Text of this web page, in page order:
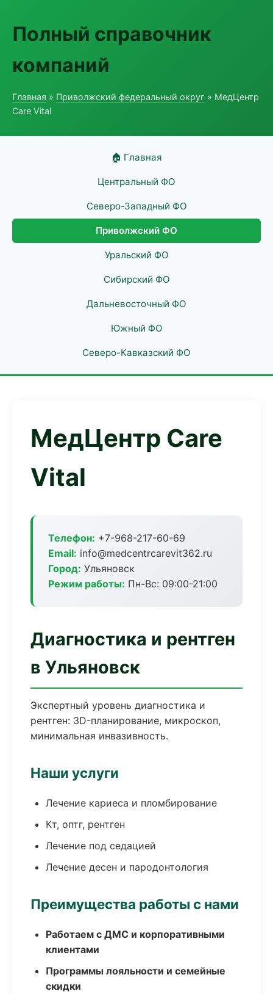
Полный справочник
компаний
Главная » Приволжский федеральный округ » МедЦентр
Care Vital
🏠 Главная
Центральный ФО
Северо-Западный ФО
Приволжский ФО
Уральский ФО
Сибирский ФО
Дальневосточный ФО
Южный ФО
Северо-Кавказский ФО
МедЦентр Care
Vital
Телефон: +7-968-217-60-69
Email: info@medcentrcarevit362.ru
Город: Ульяновск
Режим работы: Пн-Вс: 09:00-21:00
Диагностика и рентген
в Ульяновск
Экспертный уровень диагностика и
рентген: 3D-планирование, микроскоп,
минимальная инвазивность.
Наши услуги
Лечение кариеса и пломбирование
Кт, оптг, рентген
Лечение под седацией
Лечение десен и пародонтология
Преимущества работы с нами
Работаем с ДМС и корпоративными
клиентами
Программы лояльности и семейные
скидки